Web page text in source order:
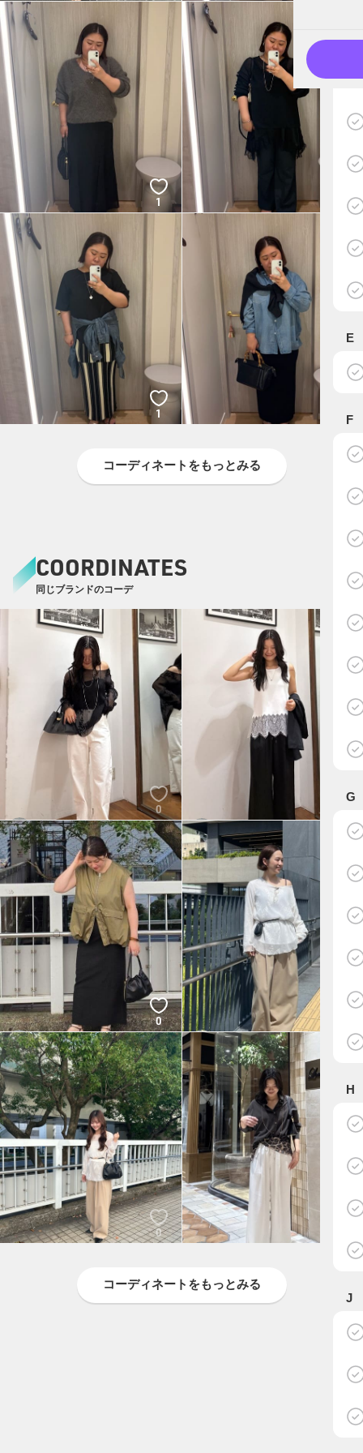
E
F
G
H
J
1
1
コーディネートをもっとみる
COORDINATES
同じブランドのコーデ
manami
LOUNGEDRESS
0
manami
LOUNGEDRESS
KANEGAE
LOUNGEDRESS
0
くーさん
LOUNGEDRESS
0
コーディネートをもっとみる